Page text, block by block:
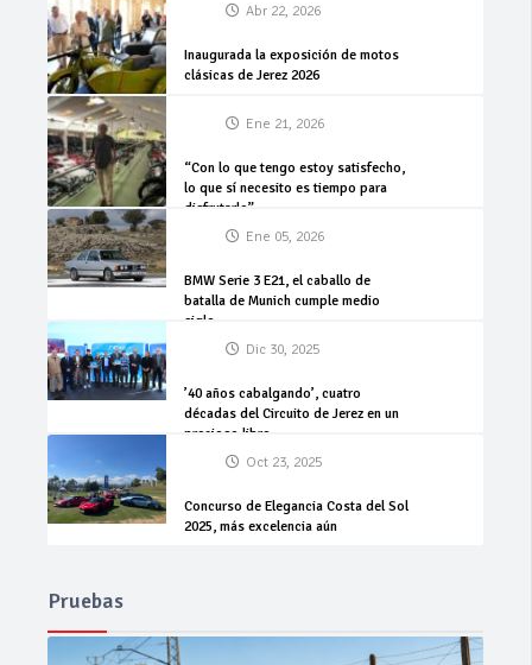
Abr 22, 2026
Inaugurada la exposición de motos
clásicas de Jerez 2026
Ene 21, 2026
“Con lo que tengo estoy satisfecho,
lo que sí necesito es tiempo para
disfrutarlo”
Ene 05, 2026
BMW Serie 3 E21, el caballo de
batalla de Munich cumple medio
siglo
Dic 30, 2025
’40 años cabalgando’, cuatro
décadas del Circuito de Jerez en un
precioso libro
Oct 23, 2025
Concurso de Elegancia Costa del Sol
2025, más excelencia aún
Pruebas